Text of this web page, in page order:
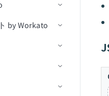
ト
みカスタムレコ
期化
得
インポート
を一覧表示
み込みとインポ
フローステップ
アップロード
実行
を実行
をエクスポート
ル済みテーブル
索
らレコードを取
ードを作成お
トラブルシュー
Onlineコネクシ
を非同期に呼び
からデータを返
した
が切断されまし
しきい値を超過
詳細を取得
を取得
を一覧表示
表示
行
を選択
挿入
ン
ョン
アント
クト
み同期準備済み
定
ました
メッセージを送
設定
取得
を取得（batch）
by Workato
定
定